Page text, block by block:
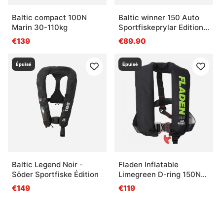
Baltic compact 100N
Marin 30-110kg
€139
Baltic winner 150 Auto
Sportfiskeprylar Edition
(Black)
€89.90
Épuisé
Baltic Legend Noir -
Söder Sportfiske Édition
€149
Épuisé
Fladen Inflatable
Limegreen D-ring 150N
Automat
€119